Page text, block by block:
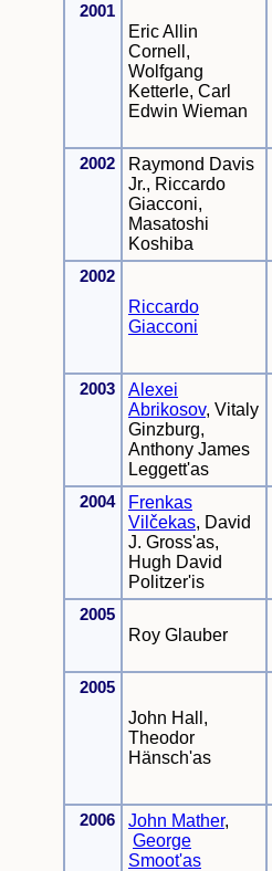
2001
Eric Allin
Cornell,
Wolfgang
Ketterle, Carl
Edwin Wieman
2002
Raymond Davis
Jr., Riccardo
Giacconi,
Masatoshi
Koshiba
2002
Riccardo
Giacconi
2003
Alexei
Abrikosov, Vitaly
Ginzburg,
Anthony James
Leggett'as
2004
Frenkas
Vilčekas, David
J. Gross'as,
Hugh David
Politzer'is
2005
Roy Glauber
2005
John Hall,
Theodor
Hänsch'as
2006 John Mather,
George
Smoot'as